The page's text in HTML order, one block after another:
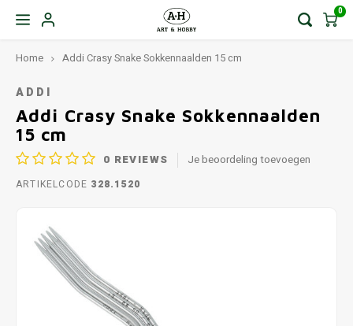
0
Home Addi Crasy Snake Sokkennaalden 15 cm
ADDI
Addi Crasy Snake Sokkennaalden
15 cm
0 REVIEWS Je beoordeling toevoegen
ARTIKELCODE 328.1520